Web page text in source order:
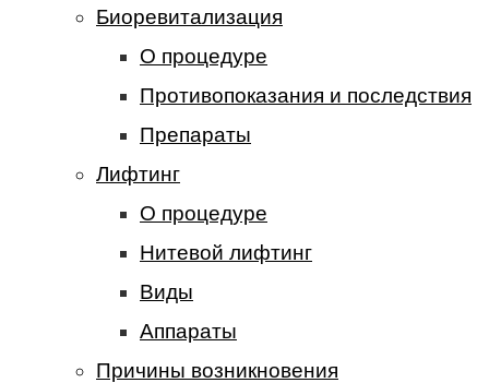
Биоревитализация
О процедуре
Противопоказания и последствия
Препараты
Лифтинг
О процедуре
Нитевой лифтинг
Виды
Аппараты
Причины возникновения